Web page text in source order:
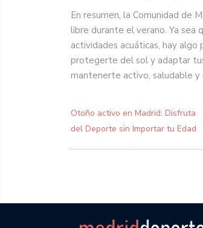
En resumen, la Comunidad de
libre durante el verano. Ya sea
actividades acuáticas, hay
protegerte del sol y adaptar
mantenerte activo, saludable y
Otoño activo en Madrid: Disfruta
del Deporte sin Importar tu Edad